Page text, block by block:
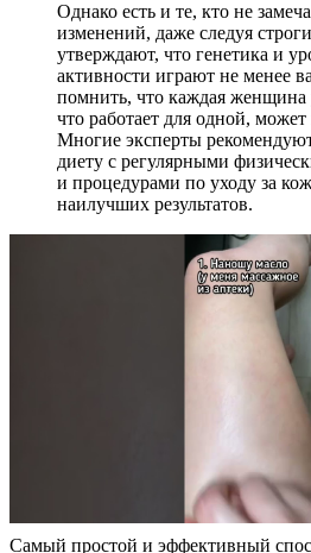
Однако есть и те, кто не
изменений, даже следуя
утверждают, что генетика и
активности играют не менее
помнить, что каждая женщина
что работает для одной,
Многие эксперты
диету с регулярными
и процедурами по уходу за
наилучших результатов.
Самый простой и эффективный